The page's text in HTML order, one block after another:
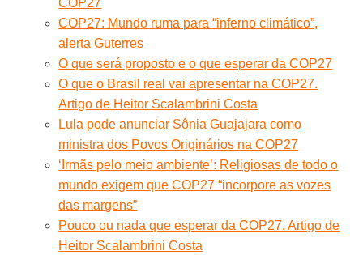
COP27: Mundo ruma para “inferno climático”,
alerta Guterres
O que será proposto e o que esperar da COP27
O que o Brasil real vai apresentar na COP27.
Artigo de Heitor Scalambrini Costa
Lula pode anunciar Sônia Guajajara como
ministra dos Povos Originários na COP27
‘Irmãs pelo meio ambiente’: Religiosas de todo o
mundo exigem que COP27 “incorpore as vozes
das margens”
Pouco ou nada que esperar da COP27. Artigo de
Heitor Scalambrini Costa